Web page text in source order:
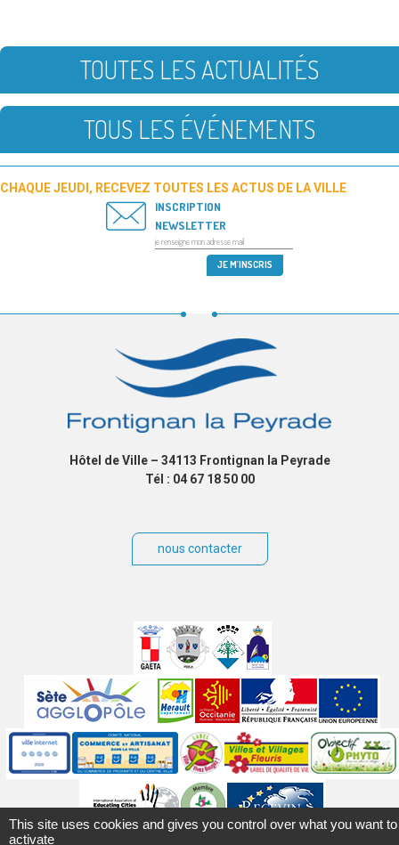
TOUTES LES ACTUALITÉS
TOUS LES ÉVÉNEMENTS
CHAQUE JEUDI, RECEVEZ TOUTES LES ACTUS DE LA VILLE
INSCRIPTION
NEWSLETTER
Hôtel de Ville – 34113 Frontignan la Peyrade
Tél : 04 67 18 50 00
nous contacter
partenaires
Labels
This site uses cookies and gives you control over what you want to
activate